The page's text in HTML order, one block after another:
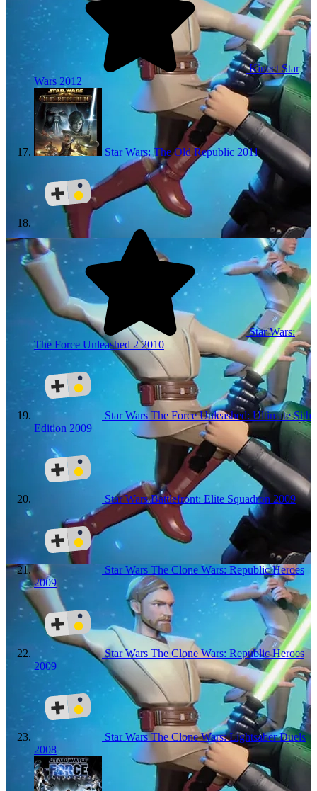
Kinect Star
Wars 2012
Star Wars: The Old Republic 2011
Star Wars:
The Force Unleashed 22010
Star Wars The Force Unleashed: Ultimate Sith
Edition 2009
Star Wars Battlefront: Elite Squadron 2009
Star Wars The Clone Wars: Republic Heroes
2009
Star Wars The Clone Wars: Republic Heroes
2009
Star Wars The Clone Wars: Lightsaber Duels
2008